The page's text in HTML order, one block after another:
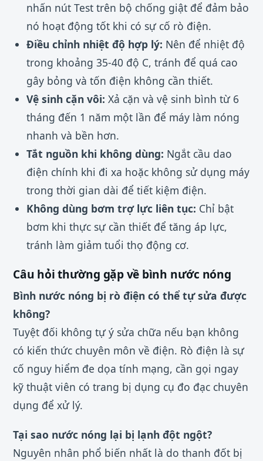
nhấn nút Test trên bộ chống giật để đảm bảo
nó hoạt động tốt khi có sự cố rò điện.
Điều chỉnh nhiệt độ hợp lý: Nên để nhiệt độ
trong khoảng 35-40 độ C, tránh để quá cao
gây bỏng và tốn điện không cần thiết.
Vệ sinh cặn vôi: Xả cặn và vệ sinh bình từ 6
tháng đến 1 năm một lần để máy làm nóng
nhanh và bền hơn.
Tắt nguồn khi không dùng: Ngắt cầu dao
điện chính khi đi xa hoặc không sử dụng máy
trong thời gian dài để tiết kiệm điện.
Không dùng bơm trợ lực liên tục: Chỉ bật
bơm khi thực sự cần thiết để tăng áp lực,
tránh làm giảm tuổi thọ động cơ.
Câu hỏi thường gặp về bình nước nóng
Bình nước nóng bị rò điện có thể tự sửa được
không?
Tuyệt đối không tự ý sửa chữa nếu bạn không
có kiến thức chuyên môn về điện. Rò điện là sự
cố nguy hiểm đe dọa tính mạng, cần gọi ngay
kỹ thuật viên có trang bị dụng cụ đo đạc chuyên
dụng để xử lý.
Tại sao nước nóng lại bị lạnh đột ngột?
Nguyên nhân phổ biến nhất là do thanh đốt bị